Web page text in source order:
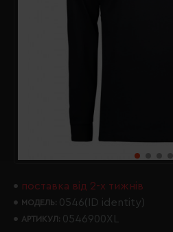
поставка від 2-х тижнів
МОДЕЛЬ: 0546(ID identity)
АРТИКУЛ: 0546900XL